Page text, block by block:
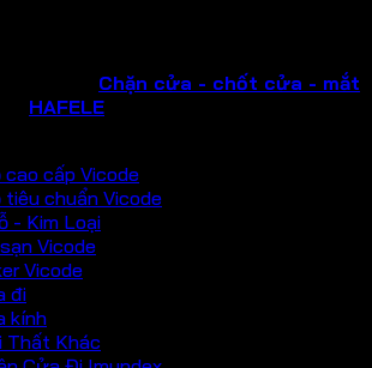
là:
Chặn cửa - chốt cửa - mắt
HAFELE
cao cấp Vicode
tiêu chuẩn Vicode
- Kim Loại
Vicode
Vicode
đi
kính
Thất Khác